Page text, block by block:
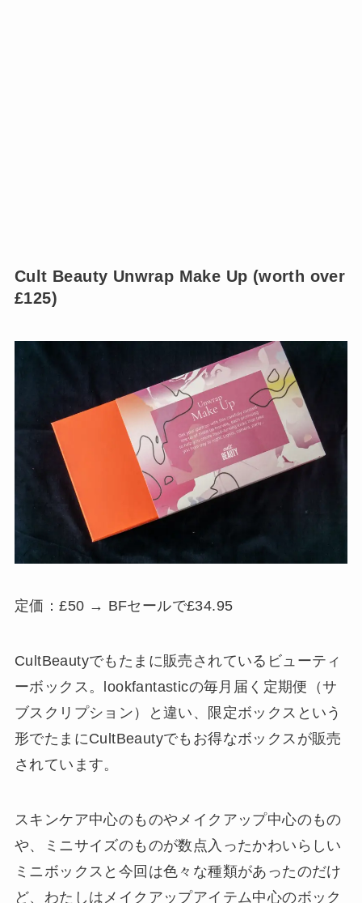
Cult Beauty Unwrap Make Up (worth over
£125)
定価：£50 → BFセールで£34.95
CultBeautyでもたまに販売されているビューティ
ーボックス。lookfantasticの毎月届く定期便（サ
ブスクリプション）と違い、限定ボックスという
形でたまにCultBeautyでもお得なボックスが販売
されています。
スキンケア中心のものやメイクアップ中心のもの
や、ミニサイズのものが数点入ったかわいらしい
ミニボックスと今回は色々な種類があったのだけ
ど、わたしはメイクアップアイテム中心のボック